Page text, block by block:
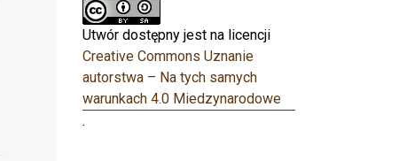
Utwór dostępny jest na licencji
Creative Commons Uznanie
autorstwa – Na tych samych
warunkach 4.0 Miedzynarodowe
.